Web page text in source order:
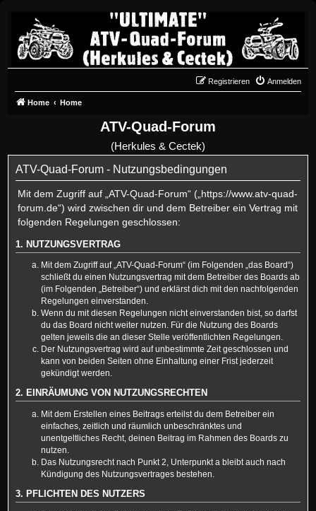
Anmelden
Registrieren
Home Home
ATV-Quad-Forum
(Herkules & Cectek)
ATV-Quad-Forum - Nutzungsbedingungen
Mit dem Zugriff auf „ATV-Quad-Forum“ („https://www.atv-quad-
forum.de“) wird zwischen dir und dem Betreiber ein Vertrag mit
folgenden Regelungen geschlossen:
1. NUTZUNGSVERTRAG
Mit dem Zugriff auf „ATV-Quad-Forum“ (im Folgenden „das Board“)
schließt du einen Nutzungsvertrag mit dem Betreiber des Boards ab
(im Folgenden „Betreiber“) und erklärst dich mit den nachfolgenden
Regelungen einverstanden.
Wenn du mit diesen Regelungen nicht einverstanden bist, so darfst
du das Board nicht weiter nutzen. Für die Nutzung des Boards
gelten jeweils die an dieser Stelle veröffentlichten Regelungen.
Der Nutzungsvertrag wird auf unbestimmte Zeit geschlossen und
kann von beiden Seiten ohne Einhaltung einer Frist jederzeit
gekündigt werden.
2. EINRÄUMUNG VON NUTZUNGSRECHTEN
Mit dem Erstellen eines Beitrags erteilst du dem Betreiber ein
einfaches, zeitlich und räumlich unbeschränktes und
unentgeltliches Recht, deinen Beitrag im Rahmen des Boards zu
nutzen.
Das Nutzungsrecht nach Punkt 2, Unterpunkt a bleibt auch nach
Kündigung des Nutzungsvertrages bestehen.
3. PFLICHTEN DES NUTZERS